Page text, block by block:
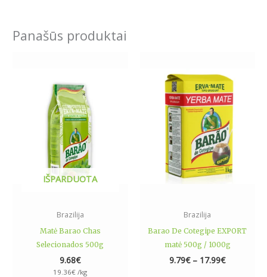
Panašūs produktai
IŠPARDUOTA
Brazilija
Matė Barao Chas
Selecionados 500g
9.68€
19.36€ /kg
Brazilija
Barao De Cotegipe EXPORT
matė 500g / 1000g
9.79€ – 17.99€
9.79€
17.99€
product
has
multiple
variants.
The
options
may
be
chosen
product
page